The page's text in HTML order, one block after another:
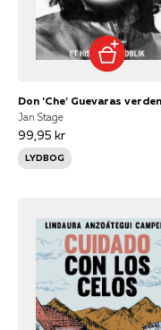
Jan Stage
99,95 kr
LYDBOG